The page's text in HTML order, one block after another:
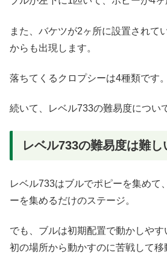
また、バケツが2ヶ所に設置されて
からも出現します。
落ちてくるクロプシーは4種類です。
続いて、レベル733の難易度につい
レベル733の難易度は難し
レベル733はブルでポピーを集めて
ーを集めるだけのステージ。
でも、ブルは初期配置で動かしや
初の場所から動かすのに苦戦して